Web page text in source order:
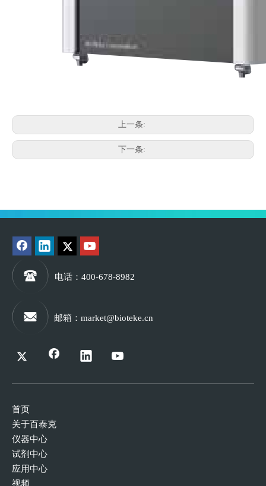
上一条:
下一条:
电话 ：400-678-8982
邮箱 ： market@bioteke.cn
首页
关于百泰克
仪器中心
试剂中心
应用中心
视频